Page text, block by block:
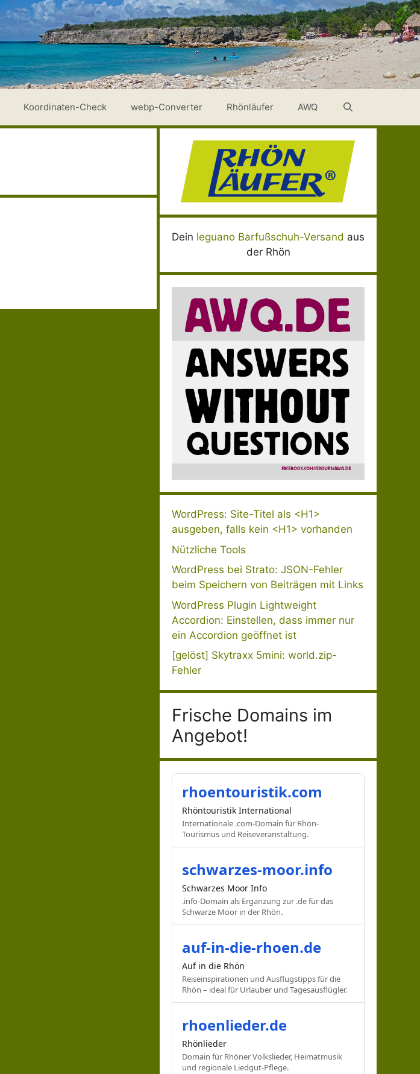
Koordinaten-Check webp-Converter Rhönläufer AWQ
Dein leguano Barfußschuh-Versand aus
der Rhön
WordPress: Site-Titel als <H1>
ausgeben, falls kein <H1> vorhanden
Nützliche Tools
WordPress bei Strato: JSON-Fehler
beim Speichern von Beiträgen mit Links
WordPress Plugin Lightweight
Accordion: Einstellen, dass immer nur
ein Accordion geöffnet ist
[gelöst] Skytraxx 5mini: world.zip-
Fehler
Frische Domains im
Angebot!
rhoentouristik.com
Rhöntouristik International
Internationale .com-Domain für Rhön-
Tourismus und Reiseveranstaltung.
schwarzes-moor.info
Schwarzes Moor Info
.info-Domain als Ergänzung zur .de für das
Schwarze Moor in der Rhön.
auf-in-die-rhoen.de
Auf in die Rhön
Reiseinspirationen und Ausflugstipps für die
Rhön – ideal für Urlauber und Tagesausflügler.
rhoenlieder.de
Rhönlieder
Domain für Rhöner Volkslieder, Heimatmusik
und regionale Liedgut-Pflege.